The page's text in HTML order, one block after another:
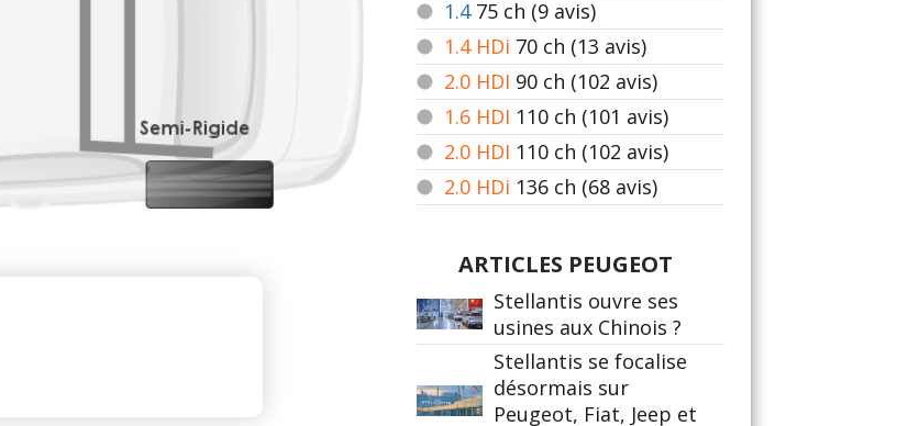
1.475 ch (9 avis)
1.4 HDi 70 ch (13 avis)
2.0 HDI 90 ch (102 avis)
1.6 HDI 110 ch (101 avis)
2.0 HDI 110 ch (102 avis)
2.0 HDi 136 ch (68 avis)
ARTICLES PEUGEOT
Stellantis ouvre ses
usines aux Chinois ?
Stellantis se focalise
désormais sur
Peugeot, Fiat, Jeep et